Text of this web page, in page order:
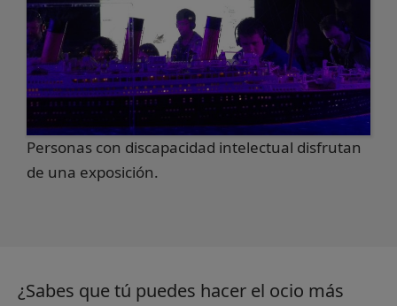
Personas con discapacidad intelectual disfrutan
de una exposición.
¿Sabes que tú puedes hacer el ocio más